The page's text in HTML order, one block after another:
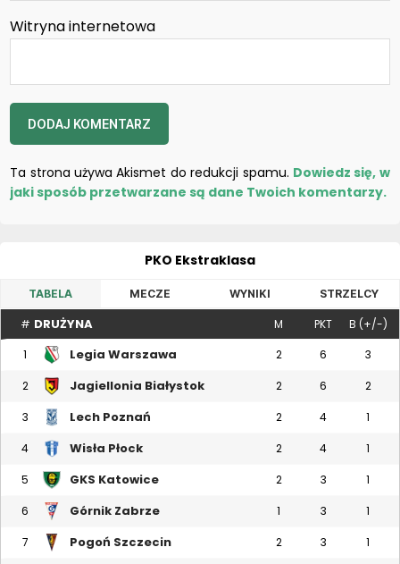
Witryna internetowa
Ta strona używa Akismet do redukcji spamu. Dowiedz się, w
jaki sposób przetwarzane są dane Twoich komentarzy.
PKO Ekstraklasa
TABELA MECZE WYNIKI STRZELCY
# DRUŻYNA M PKT B (+/-)
1 Legia Warszawa 2 6 3
2 Jagiellonia Białystok 2 6 2
3 Lech Poznań 2 4 1
4 Wisła Płock 2 4 1
5 GKS Katowice 2 3 1
6 Górnik Zabrze 1 3 1
7 Pogoń Szczecin 2 3 1